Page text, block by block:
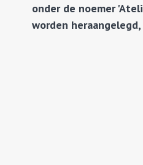
onder de noemer
worden